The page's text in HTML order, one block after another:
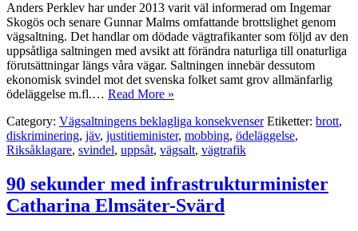
Anders Perklev har under 2013 varit väl informerad om Ingemar
Skogös och senare Gunnar Malms omfattande brottslighet genom
vägsaltning. Det handlar om dödade vägtrafikanter som följd av den
uppsåtliga saltningen med avsikt att förändra naturliga till onaturliga
förutsättningar längs våra vägar. Saltningen innebär dessutom
ekonomisk svindel mot det svenska folket samt grov allmänfarlig
ödeläggelse m.fl.… Read More »
Category: Vägsaltningens beklagliga konsekvenser Etiketter: brott,
diskriminering, jäv, justitieminister, mobbing, ödeläggelse,
Riksåklagare, svindel, uppsåt, vägsalt, vägtrafik
90 sekunder med infrastrukturminister
Catharina Elmsäter-Svärd